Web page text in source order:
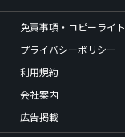
免責事項・コピーライト
プライバシーポリシー
利用規約
会社案内
広告掲載